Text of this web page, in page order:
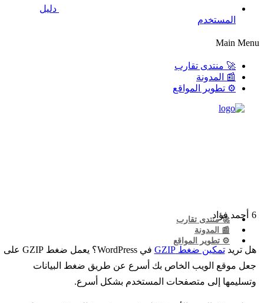
دليل
المستخدم
Main Menu
🚀 منتدى تقارب
📰 المدونة
⚙️ تطوير المواقع
🚀 منتدى تقارب
📰 المدونة
⚙️ تطوير المواقع
6 أحمد فؤاد
هل تريدتمكين ضغط GZIP
في WordPress؟ يعمل ضغط GZIP على
جعل موقع الويب الخاص بك أسرع عن طريق ضغط البيانات
وتسليمها إلى متصفحات المستخدم بشكل أسرع.